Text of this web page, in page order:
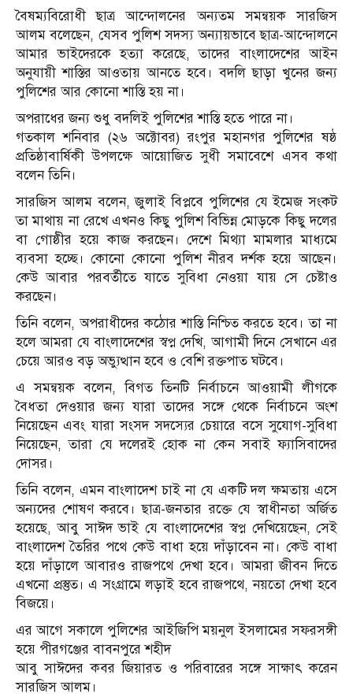
বৈষম্যবিরোধী ছাত্র আন্দোলনের অন্যতম সমন্বয়ক সারজিস
আলম বলেছেন, যেসব পুলিশ সদস্য অন্যায়ভাবে ছাত্র-আন্দোলনে
আমার ভাইদেরকে হত্যা করেছে, তাদের বাংলাদেশের আইন
অনুযায়ী শাস্তির আওতায় আনতে হবে। বদলি ছাড়া খুনের জন্য
পুলিশের আর কোনো শাস্তি হয় না।
অপরাধের জন্য শুধু বদলিই পুলিশের শাস্তি হতে পারে না।
গতকাল শনিবার (২৬ অক্টোবর) রংপুর মহানগর পুলিশের ষষ্ঠ
প্রতিষ্ঠাবার্ষিকী উপলক্ষে আয়োজিত সুধী সমাবেশে এসব কথা
বলেন তিনি।
সারজিস আলম বলেন, জুলাই বিপ্লবে পুলিশের যে ইমেজ সংকট
তা মাথায় না রেখে এখনও কিছু পুলিশ বিভিন্ন মোড়কে কিছু দলের
বা গোষ্ঠীর হয়ে কাজ করছেন। দেশে মিথ্যা মামলার মাধ্যমে
ব্যবসা হচ্ছে। কোনো কোনো পুলিশ নীরব দর্শক হয়ে আছেন।
কেউ আবার পরবর্তীতে যাতে সুবিধা নেওয়া যায় সে চেষ্টাও
করছেন।
তিনি বলেন, অপরাধীদের কঠোর শাস্তি নিশ্চিত করতে হবে। তা না
হলে আমরা যে বাংলাদেশের স্বপ্ন দেখি, আগামী দিনে সেখানে এর
চেয়ে আরও বড় অভ্যুত্থান হবে ও বেশি রক্তপাত ঘটবে।
এ সমন্বয়ক বলেন, বিগত তিনটি নির্বাচনে আওয়ামী লীগকে
বৈধতা দেওয়ার জন্য যারা তাদের সঙ্গে থেকে নির্বাচনে অংশ
নিয়েছেন এবং যারা সংসদ সদস্যের চেয়ারে বসে সুযোগ-সুবিধা
নিয়েছেন, তারা যে দলেরই হোক না কেন সবাই ফ্যাসিবাদের
দোসর।
তিনি বলেন, এমন বাংলাদেশ চাই না যে একটি দল ক্ষমতায় এসে
অন্যদের শোষণ করবে। ছাত্র-জনতার রক্তে যে স্বাধীনতা অর্জিত
হয়েছে, আবু সাঈদ ভাই যে বাংলাদেশের স্বপ্ন দেখিয়েছেন, সেই
বাংলাদেশ তৈরির পথে কেউ বাধা হয়ে দাঁড়াবেন না। কেউ বাধা
হয়ে দাঁড়ালে আবারও রাজপথে দেখা হবে। আমরা জীবন দিতে
এখনো প্রস্তুত। এ সংগ্রামে লড়াই হবে রাজপথে, নয়তো দেখা হবে
বিজয়ে।
এর আগে সকালে পুলিশের আইজিপি ময়নুল ইসলামের সফরসঙ্গী
হয়ে পীরগঞ্জের বাবনপুরে শহীদ
আবু সাঈদের কবর জিয়ারত ও পরিবারের সঙ্গে সাক্ষাৎ করেন
সারজিস আলম।